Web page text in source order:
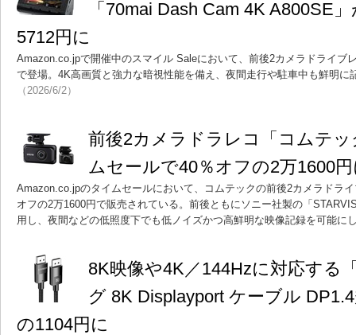
「70mai Dash Cam 4K A800SE
5712円に
Amazon.co.jpで開催中のスマイル Saleにおいて、前後2カメラドライブ
で登場。4K高画質と強力な暗視性能を備え、夜間走行や駐車中も鮮明に
（2026/6/2）
前後2カメラドラレコ「コムテ
ムセールで40％オフの2万1600
Amazon.co.jpのタイムセールにおいて、コムテックの前後2カメラドラ
オフの2万1600円で販売されている。前後ともにソニー社製の「
用し、夜間などの低照度下でも低ノイズかつ高鮮明な映像記録を可能に
8K映像や4K／144Hzに対応する
グ 8K Displayport ケーブル
の1104円に